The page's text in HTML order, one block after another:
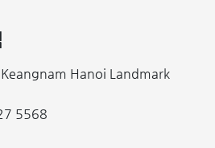
Hanoi Landmark
5568